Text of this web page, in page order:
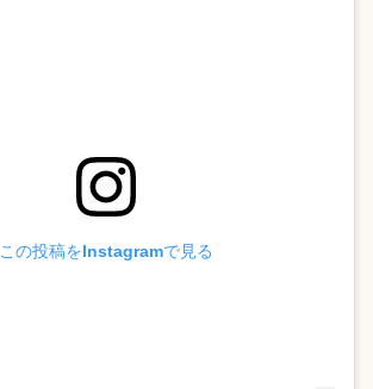
この投稿をInstagramで見る